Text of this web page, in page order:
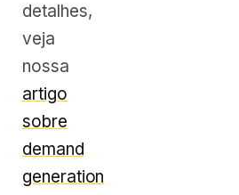
detalhes,
veja
nossa
artigo
sobre
demand
generation